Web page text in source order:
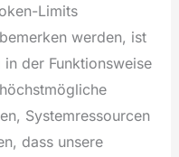
Limits
werden, ist
der Funktionsweise
Systemressourcen
dass unsere